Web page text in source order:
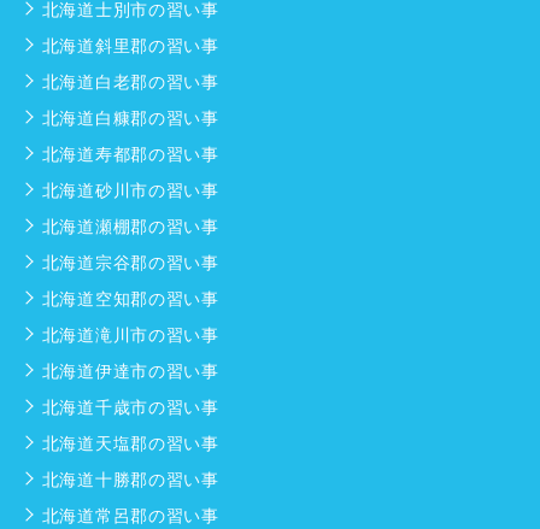
北海道士別市の習い事
北海道斜里郡の習い事
北海道白老郡の習い事
北海道白糠郡の習い事
北海道寿都郡の習い事
北海道砂川市の習い事
北海道瀬棚郡の習い事
北海道宗谷郡の習い事
北海道空知郡の習い事
北海道滝川市の習い事
北海道伊達市の習い事
北海道千歳市の習い事
北海道天塩郡の習い事
北海道十勝郡の習い事
北海道常呂郡の習い事